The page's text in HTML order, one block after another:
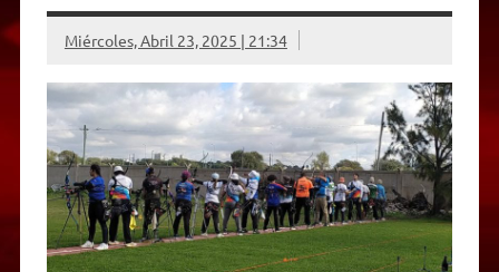
Miércoles, Abril 23, 2025 | 21:34